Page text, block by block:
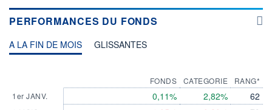
PERFORMANCES DU FONDS
A LA FIN DE MOIS GLISSANTES
1er JANV.
FONDS
0,11%
CATEGORIE
2,82%
RANG*
62